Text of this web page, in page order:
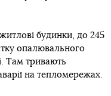
будинки, до 245
опалювального
Там тривають
на тепломережах.